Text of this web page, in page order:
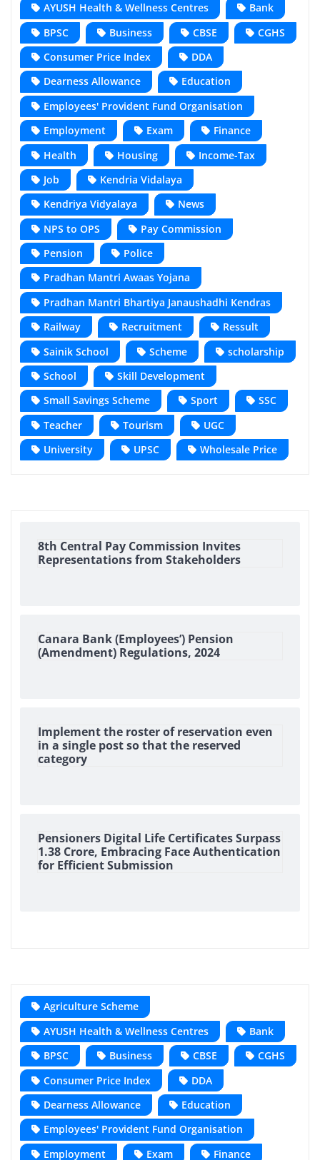
AYUSH Health & Wellness Centres
Bank
BPSC
Business CBSE
CGHS
Consumer Price Index
DDA
Dearness Allowance
Education
Employees' Provident Fund Organisation
Employment
Exam
Finance
Health
Housing
Income-Tax
Job
Kendria Vidalaya
Kendriya Vidyalaya
News
NPS to OPS
Pay Commission
Pension
Police
Pradhan Mantri Awaas Yojana
Pradhan Mantri Bhartiya Janaushadhi Kendras
Railway
Recruitment
Ressult
Sainik School
Scheme
scholarship
School
Skill Development
Small Savings Scheme
Sport
SSC
Teacher
Tourism
UGC
University
UPSC Wholesale Price
8th Central Pay Commission Invites
Representations from Stakeholders
Canara Bank (Employees’) Pension
(Amendment) Regulations, 2024
Implement the roster of reservation even
in a single post so that the reserved
category
Pensioners Digital Life Certificates Surpass
1.38 Crore, Embracing Face Authentication
for Efficient Submission
Agriculture Scheme
AYUSH Health & Wellness Centres
Bank
BPSC
Business CBSE
CGHS
Consumer Price Index
DDA
Dearness Allowance
Education
Employees' Provident Fund Organisation
Employment
Exam Finance